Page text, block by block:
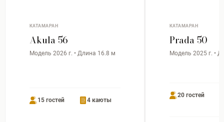
КАТАМАРАН
Akula 56
Модель 2026 г. • Длина 16.8 м
15 гостей 4 каюты
КАТАМАРАН
Prada 50
Модель 2025 г. •
20 гостей